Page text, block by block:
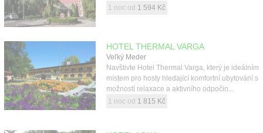
1 noc od 1 594 Kč
HOTEL THERMAL VARGA
Veľký Meder
Navštivte Hotel Thermal Varga, který je ideálním
místem pro hosty hledající komfortní ubytování s
možností relaxace a aktivního odpočin...
1 noc od 1 815 Kč